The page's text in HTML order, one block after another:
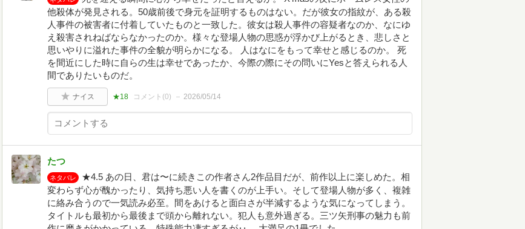
他殺体が発見される。50歳前後で身元を証明するものはない。だが彼女の指紋が、ある殺
人事件の被害者に付着していたものと一致した。彼女は殺人事件の容疑者なのか、なにゆ
え殺害されねばならなかったのか。様々な登場人物の思惑が浮かび上がるとき、悲しさと
思いやりに溢れた事件の全貌が明らかになる。 人はなにをもって幸せと感じるのか。 死
を間近にした時に自らの生は幸せであったか、今際の際にその問いにYesと答えられる人
間でありたいものだ。
ナイス ★18 コメント(0) 2026/05/14
たつ
ネタバレ
★4.5 あの日、君は〜に続きこの作者さん2作品目だが、前作以上に楽しめた。相
変わらず心が醜かったり、気持ち悪い人を書くのが上手い。そして登場人物が多く、複雑
に絡み合うので一気読み必至。間をあけると面白さが半減するような気になってしまう。
タイトルも最初から最後まで頭から離れない。犯人も意外過ぎる。三ツ矢刑事の魅力も前